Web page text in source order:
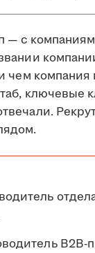
— с
чем компания
ключевые
B2B-